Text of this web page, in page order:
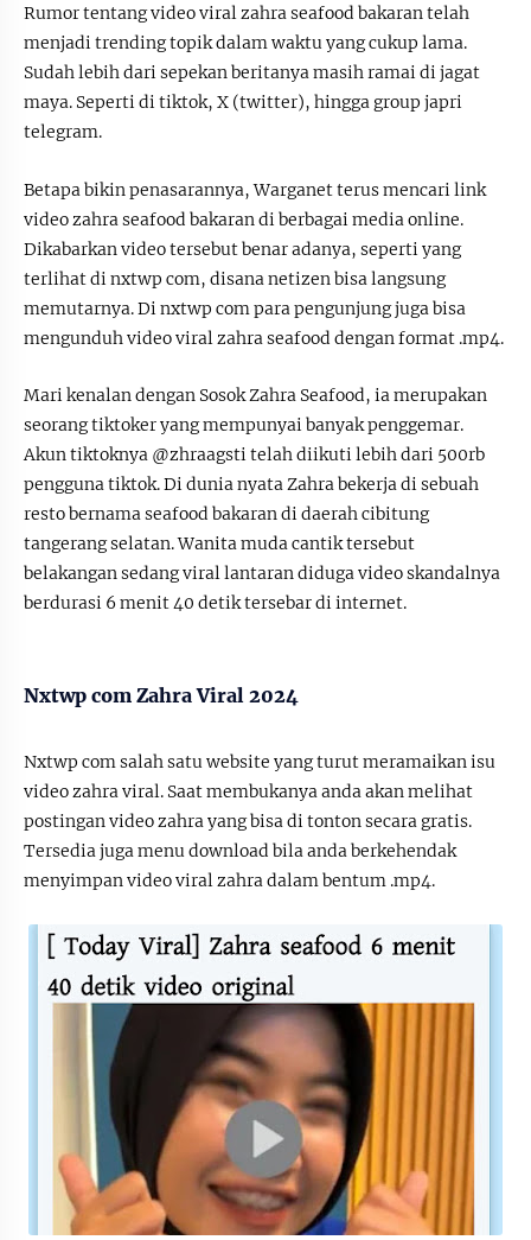
Rumor tentang video viral zahra seafood bakaran telah
menjadi trending topik dalam waktu yang cukup lama.
Sudah lebih dari sepekan beritanya masih ramai di jagat
maya. Seperti di tiktok, X (twitter), hingga group japri
telegram.
Betapa bikin penasarannya, Warganet terus mencari link
video zahra seafood bakaran di berbagai media online.
Dikabarkan video tersebut benar adanya, seperti yang
terlihat di nxtwp com, disana netizen bisa langsung
memutarnya. Di nxtwp com para pengunjung juga bisa
mengunduh video viral zahra seafood dengan format .mp4.
Mari kenalan dengan Sosok Zahra Seafood, ia merupakan
seorang tiktoker yang mempunyai banyak penggemar.
Akun tiktoknya @zhraagsti telah diikuti lebih dari 500rb
pengguna tiktok. Di dunia nyata Zahra bekerja di sebuah
resto bernama seafood bakaran di daerah cibitung
tangerang selatan. Wanita muda cantik tersebut
belakangan sedang viral lantaran diduga video skandalnya
berdurasi 6 menit 40 detik tersebar di internet.
Nxtwp com Zahra Viral 2024
Nxtwp com salah satu website yang turut meramaikan isu
video zahra viral. Saat membukanya anda akan melihat
postingan video zahra yang bisa di tonton secara gratis.
Tersedia juga menu download bila anda berkehendak
menyimpan video viral zahra dalam bentum .mp4.